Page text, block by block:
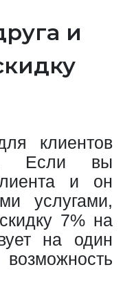
и
клиентов
Если вы
и он
услугами,
7% на
на один